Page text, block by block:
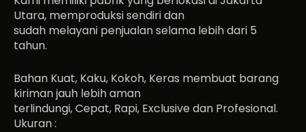
Utara, memproduksi sendiri dan
sudah melayani penjualan selama lebih dari 5
tahun.
Bahan Kuat, Kaku, Kokoh, Keras membuat barang
kiriman jauh lebih aman
terlindungi, Cepat, Rapi, Exclusive dan Profesional.
Ukuran :